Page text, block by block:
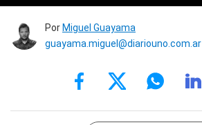
Por Miguel Guayama
guayama.miguel@diariouno.com.ar